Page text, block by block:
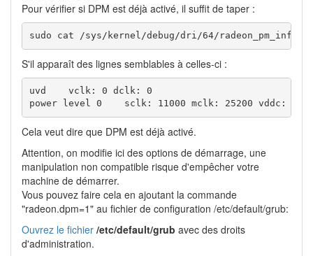
Pour vérifier si DPM est déjà activé, il suffit de taper :
sudo cat /sys/kernel/debug/dri/64/radeon_pm_info
S'il apparaît des lignes semblables à celles-ci :
uvd    vclk: 0 dclk: 0
power level 0    sclk: 11000 mclk: 25200 vddc: 900
Cela veut dire que DPM est déjà activé.
Attention, on modifie ici des options de démarrage, une
manipulation non compatible risque d'empêcher votre
machine de démarrer.
Vous pouvez faire cela en ajoutant la commande
"radeon.dpm=1" au fichier de configuration /etc/default/grub:
Ouvrez le fichier /etc/default/grub avec des droits
d'administration.